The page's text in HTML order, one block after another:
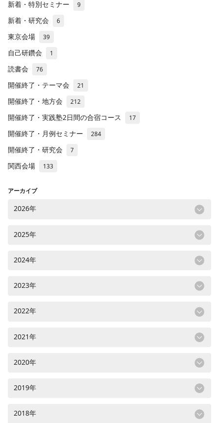
新着・特別セミナー 9
新着・研究会 6
東京会場 39
自己研鑽会 1
読書会 76
開催終了・テーマ会 21
開催終了・地方会 212
開催終了・実践塾2日間の合宿コース 17
開催終了・月例セミナー 284
開催終了・研究会 7
関西会場 133
アーカイブ
2026年
2025年
2024年
2023年
2022年
2021年
2020年
2019年
2018年